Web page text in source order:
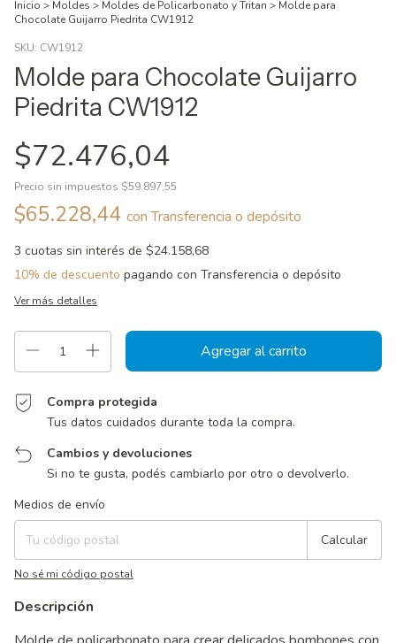
Inicio > Moldes > Moldes de Policarbonato y Tritan > Molde para
Chocolate Guijarro Piedrita CW1912
SKU: CW1912
Molde para Chocolate Guijarro
Piedrita CW1912
$72.476,04
Precio sin impuestos $59.897,55
$65.228,44 con Transferencia o depósito
3 cuotas sin interés de $24.158,68
10% de descuento pagando con Transferencia o depósito
Ver más detalles
Compra protegida
Tus datos cuidados durante toda la compra.
Cambios y devoluciones
Si no te gusta, podés cambiarlo por otro o devolverlo.
Entregas para el CP:
Medios de envío
Calcular
No sé mi código postal
Descripción